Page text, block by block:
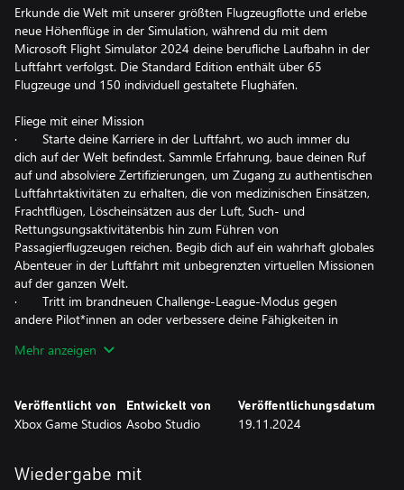
Erkunde die Welt mit unserer größten Flugzeugflotte und erlebe
neue Höhenflüge in der Simulation, während du mit dem
Microsoft Flight Simulator 2024 deine berufliche Laufbahn in der
Luftfahrt verfolgst. Die Standard Edition enthält über 65
Flugzeuge und 150 individuell gestaltete Flughäfen.
Fliege mit einer Mission
· Starte deine Karriere in der Luftfahrt, wo auch immer du
dich auf der Welt befindest. Sammle Erfahrung, baue deinen Ruf
auf und absolviere Zertifizierungen, um Zugang zu authentischen
Luftfahrtaktivitäten zu erhalten, die von medizinischen Einsätzen,
Frachtflügen, Löscheinsätzen aus der Luft, Such- und
Rettungsungsaktivitätenbis hin zum Führen von
Passagierflugzeugen reichen. Begib dich auf ein wahrhaft globales
Abenteuer in der Luftfahrt mit unbegrenzten virtuellen Missionen
auf der ganzen Welt.
· Tritt im brandneuen Challenge-League-Modus gegen
andere Pilot*innen an oder verbessere deine Fähigkeiten in
und Präzisionslandungen bis hin zu Herausforderungen in
Races, einschließlich der neuen Roswell-Kurse.
· Werde zum Fotografen der Welt und reise über unseren
besuchen und diese Abenteuer mit Bildern in deinem Reisebuch
Mehr anzeigen
Veröffentlicht von
Xbox Game Studios
Entwickelt von
Asobo Studio
Veröffentlichungsdatum
19.11.2024
Wiedergabe mit